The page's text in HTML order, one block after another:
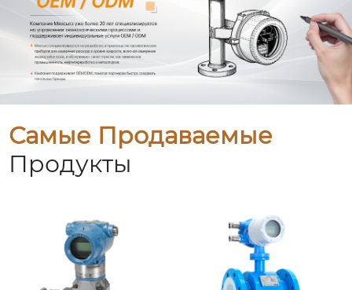
Самые Продаваемые
Продукты